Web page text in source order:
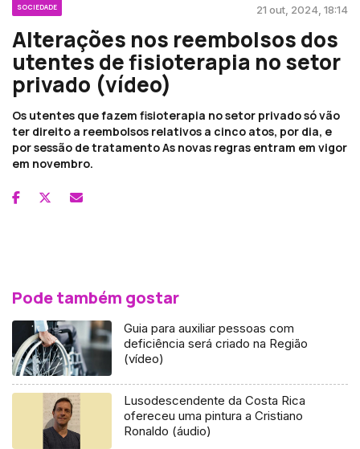
SOCIEDADE 21 out, 2024, 18:14
Alterações nos reembolsos dos
utentes de fisioterapia no setor
privado (vídeo)
Os utentes que fazem fisioterapia no setor privado só vão
ter direito a reembolsos relativos a cinco atos, por dia, e
por sessão de tratamento As novas regras entram em vigor
em novembro.
Pode também gostar
Guia para auxiliar pessoas com
deficiência será criado na Região
(vídeo)
Lusodescendente da Costa Rica
ofereceu uma pintura a Cristiano
Ronaldo (áudio)